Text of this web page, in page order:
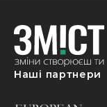
Наші партнери